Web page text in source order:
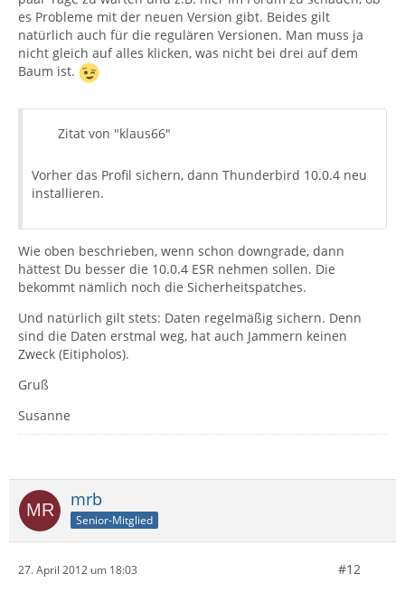
es Probleme mit der neuen Version gibt. Beides gilt
natürlich auch für die regulären Versionen. Man muss ja
nicht gleich auf alles klicken, was nicht bei drei auf dem
Baum ist.
Zitat von "klaus66"
Vorher das Profil sichern, dann Thunderbird 10.0.4 neu
installieren.
Wie oben beschrieben, wenn schon downgrade, dann
hättest Du besser die 10.0.4 ESR nehmen sollen. Die
bekommt nämlich noch die Sicherheitspatches.
Und natürlich gilt stets: Daten regelmäßig sichern. Denn
sind die Daten erstmal weg, hat auch Jammern keinen
Zweck (Eitipholos).
Gruß
Susanne
mrb
Senior-Mitglied
27. April 2012 um 18:03 #12